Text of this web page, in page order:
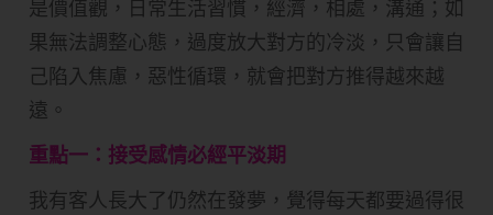
是價值觀，日常生活習慣，經濟，相處，溝通；如
果無法調整心態，過度放大對方的冷淡，只會讓自
己陷入焦慮，惡性循環，就會把對方推得越來越
遠。
重點一：接受感情必經平淡期
我有客人長大了仍然在發夢，覺得每天都要過得很